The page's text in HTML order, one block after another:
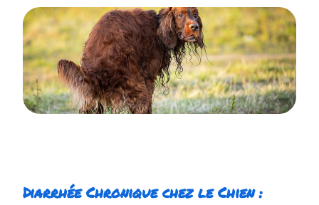
Diarrhée Chronique chez le Chien :